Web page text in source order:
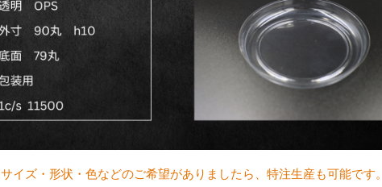
サイズ・形状・色などのご希望がありましたら、特注生産も可能です。